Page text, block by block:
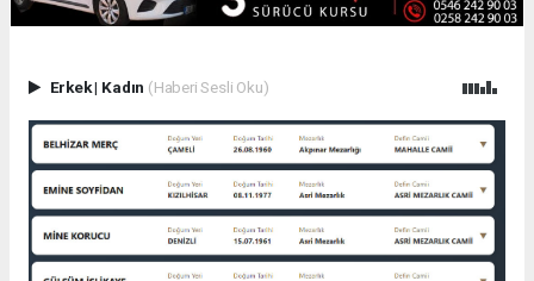
Erkek| Kadın (Haberi Sesli Oku)